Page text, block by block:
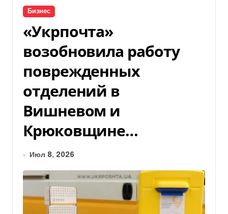
Бизнес
«Укрпочта»
возобновила работу
поврежденных
отделений в
Вишневом и
Крюковщине…
Июл 8, 2026